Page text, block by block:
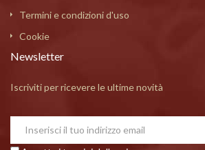
Termini e condizioni d'uso
Cookie
Newsletter
Iscriviti per ricevere le ultime novità